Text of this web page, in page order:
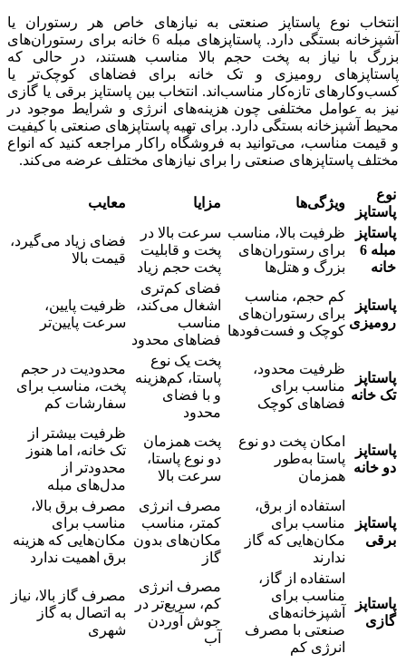
انتخاب نوع پاستاپز صنعتی به نیازهای خاص هر رستوران یا
آشپزخانه بستگی دارد. پاستاپزهای مبله 6 خانه برای رستوران‌های
بزرگ با نیاز به پخت حجم بالا مناسب هستند، در حالی که
پاستاپزهای رومیزی و تک خانه برای فضاهای کوچک‌تر یا
کسب‌وکارهای تازه‌کار مناسب‌اند. انتخاب بین پاستاپز برقی یا گازی
نیز به عوامل مختلفی چون هزینه‌های انرژی و شرایط موجود در
محیط آشپزخانه بستگی دارد. برای تهیه پاستاپزهای صنعتی با کیفیت
و قیمت مناسب، می‌توانید به فروشگاه راکار مراجعه کنید که انواع
مختلف پاستاپزهای صنعتی را برای نیازهای مختلف عرضه می‌کند.
نوع
پاستاپز
ویژگی‌ها مزایا
معایب
پاستاپز
مبله 6
خانه
ظرفیت بالا، مناسب
برای رستوران‌های
بزرگ و هتل‌ها
سرعت بالا در
پخت و قابلیت
پخت حجم زیاد
فضای زیاد می‌گیرد،
قیمت بالا
پاستاپز
رومیزی
کم حجم، مناسب
برای رستوران‌های
کوچک و فست‌فودها
فضای کم‌تری
اشغال می‌کند،
مناسب
فضاهای محدود
ظرفیت پایین،
سرعت پایین‌تر
پاستاپز
تک خانه
ظرفیت محدود،
مناسب برای
فضاهای کوچک
پخت یک نوع
پاستا، کم‌هزینه
و با فضای
محدود
محدودیت در حجم
پخت، مناسب برای
سفارشات کم
پاستاپز
دو خانه
امکان پخت دو نوع
پاستا به‌طور
همزمان
پخت همزمان
دو نوع پاستا،
سرعت بالا
ظرفیت بیشتر از
تک خانه، اما هنوز
محدودتر از
مدل‌های مبله
پاستاپز
برقی
استفاده از برق،
مناسب برای
مکان‌هایی که گاز
ندارند
مصرف انرژی
کمتر، مناسب
مکان‌های بدون
گاز
مصرف برق بالا،
مناسب برای
مکان‌هایی که هزینه
برق اهمیت ندارد
پاستاپز
گازی
استفاده از گاز،
مناسب برای
آشپزخانه‌های
صنعتی با مصرف
انرژی کم
مصرف انرژی
کم، سریع‌تر در
جوش آوردن
آب
مصرف گاز بالا، نیاز
به اتصال به گاز
شهری